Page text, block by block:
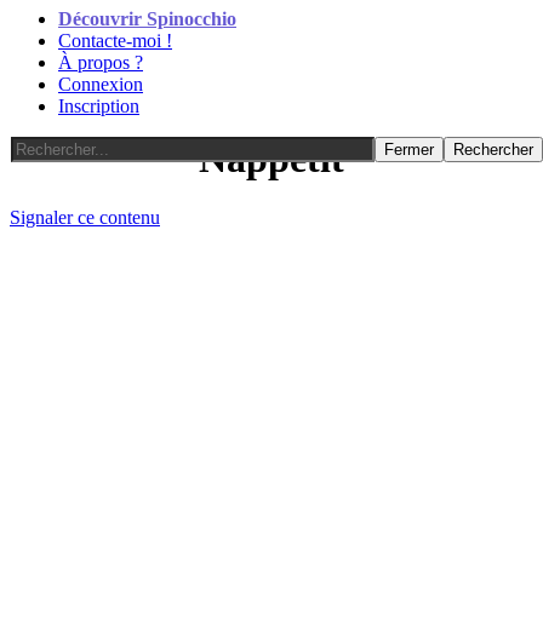
Découvrir Spinocchio
Contacte-moi !
À propos ?
Connexion
Inscription
Fermer Rechercher
Nappétit
Signaler ce contenu